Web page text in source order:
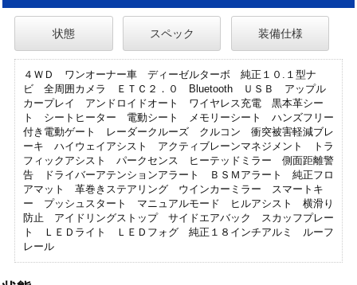
状態 スペック 装備仕様
４ＷＤ ワンオーナー車 ディーゼルターボ 純正１０.１型ナ
ビ 全周囲カメラ ＥＴＣ２．０ Bluetooth ＵＳＢ アップル
カープレイ アンドロイドオート ワイヤレス充電 黒本革シー
ト シートヒーター 電動シート メモリーシート ハンズフリー
付き電動ゲート レーダークルーズ クルコン 衝突被害軽減ブレ
ーキ ハイウェイアシスト アクティブレーンマネジメント トラ
フィックアシスト パークセンス ヒーテッドミラー 側面距離警
告 ドライバーアテンションアラート ＢＳＭアラート 純正フロ
アマット 革巻きステアリング ウインカーミラー スマートキ
ー プッシュスタート マニュアルモード ヒルアシスト 横滑り
防止 アイドリングストップ サイドエアバック スカッフプレー
ト ＬＥＤライト ＬＥＤフォグ 純正１８インチアルミ ルーフ
レール